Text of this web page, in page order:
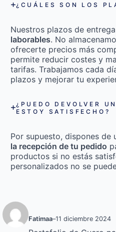
¿CUÁLES SON LOS
Nuestros plazos de
laborables. No
ofrecerte precios más
permite reducir costes y
tarifas. Trabajamos cada
plazos y mejorar tu
¿PUEDO DEVOLVER
ESTOY SATISFECHO?
Por supuesto, dispones de
la recepción de tu pedido
productos si no estás
personalizados no se
Fatimaa–11 diciembre 2024